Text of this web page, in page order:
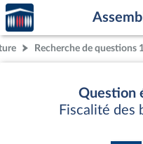
Aller au contenu
Aller en bas de la page
Accèder
à la
page
d'accueilRecherche de questions
Question
Fiscalité des